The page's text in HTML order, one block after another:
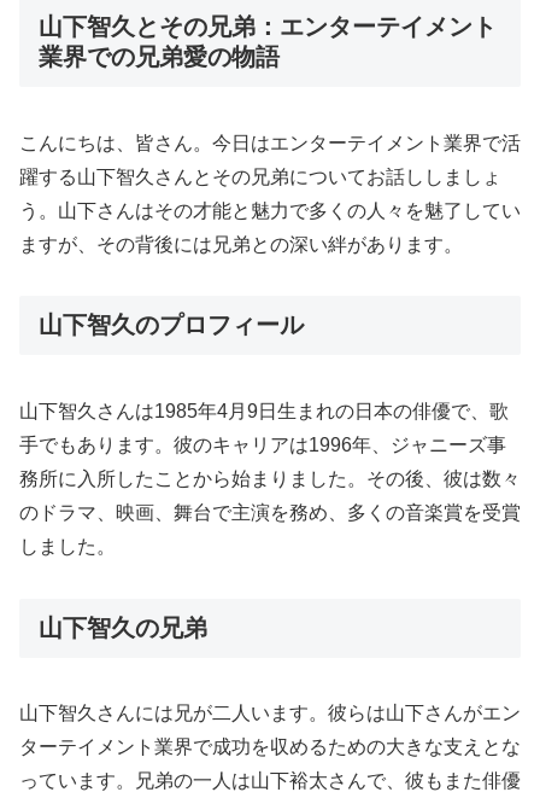
山下智久とその兄弟：エンターテイメント
業界での兄弟愛の物語
こんにちは、皆さん。今日はエンターテイメント業界で活
躍する山下智久さんとその兄弟についてお話ししましょ
う。山下さんはその才能と魅力で多くの人々を魅了してい
ますが、その背後には兄弟との深い絆があります。
山下智久のプロフィール
山下智久さんは1985年4月9日生まれの日本の俳優で、歌
手でもあります。彼のキャリアは1996年、ジャニーズ事
務所に入所したことから始まりました。その後、彼は数々
のドラマ、映画、舞台で主演を務め、多くの音楽賞を受賞
しました。
山下智久の兄弟
山下智久さんには兄が二人います。彼らは山下さんがエン
ターテイメント業界で成功を収めるための大きな支えとな
っています。兄弟の一人は山下裕太さんで、彼もまた俳優